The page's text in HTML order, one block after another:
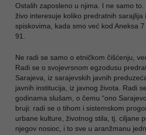
Ostalih zaposleno u njima. I ne samo to.
živo interesuje koliko predratnih sarajlija
spiskovima, kada smo već kod Aneksa
91.
Ne radi se samo o etničkom čišćenju,
Radi se o svojevrsnom egzodusu
Sarajeva, iz sarajevskih javnih
javnih institucija, iz javnog života. Radi
godinama slušam, o čemu “ono
bruji: radi se o tihom i sistemskom
urbane kulture, životnog stila, tj. ciljane
njegov nosioc, i to sve u aranžmanu